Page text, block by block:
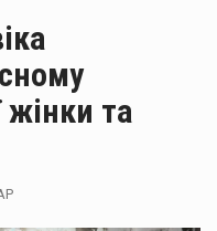
жінки та